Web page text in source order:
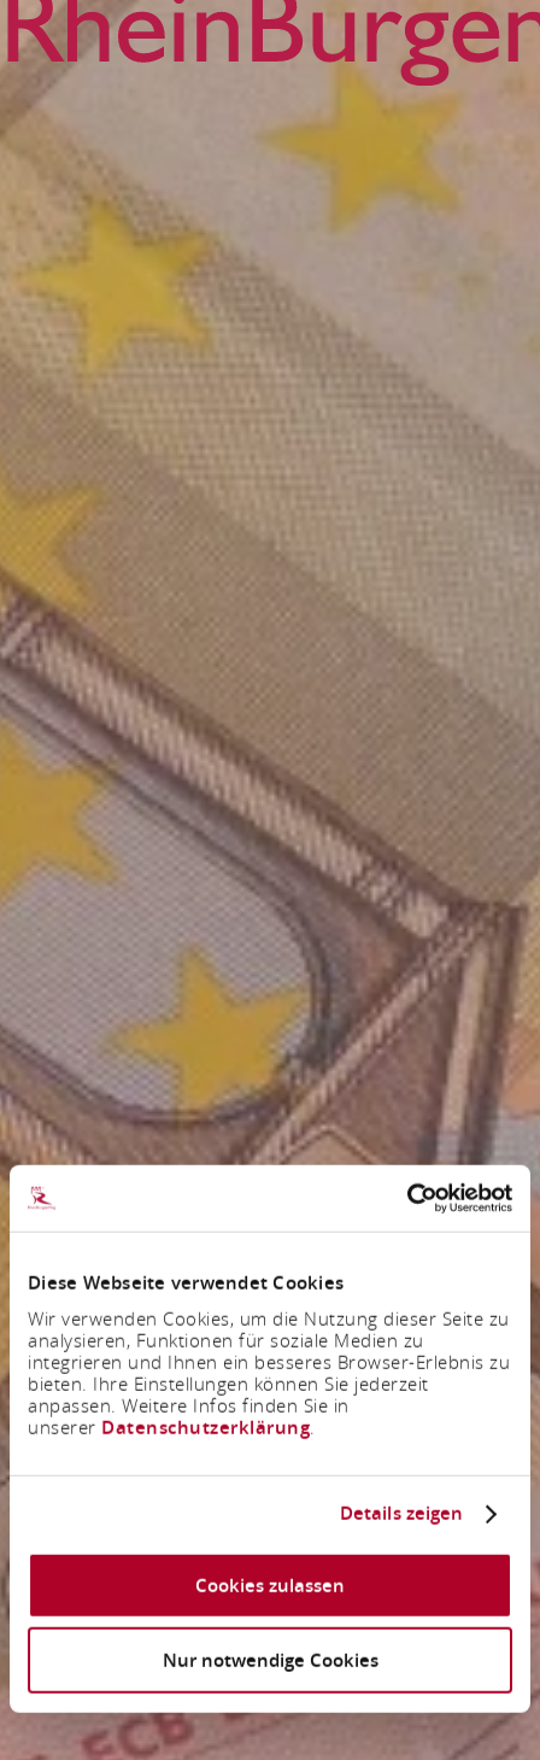
Diese Webseite verwendet Cookies
Wir verwenden Cookies, um die Nutzung dieser Seite zu
analysieren, Funktionen für soziale Medien zu
integrieren und Ihnen ein besseres Browser-Erlebnis zu
bieten. Ihre Einstellungen können Sie jederzeit
anpassen. Weitere Infos finden Sie in
unserer Datenschutzerklärung.
Details zeigen
Cookies zulassen
Nur notwendige Cookies